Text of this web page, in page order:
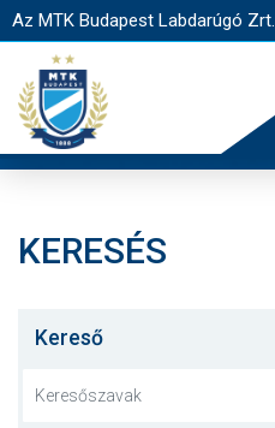
Az MTK Budapest Labdarúgó
JEGYÉRTÉKESÍTÉS
KERESÉS
Kereső